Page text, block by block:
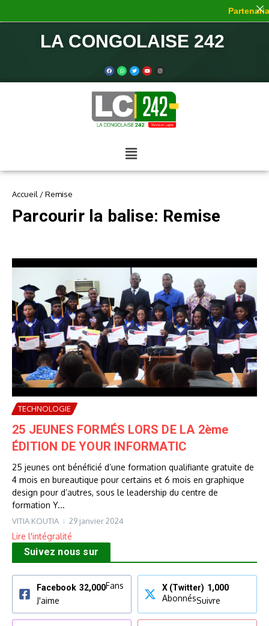
LA CONGOLAISE 242
Accueil /Remise
Parcourir la balise: Remise
TECHNOLOGIE
25 JEUNES FORMÉS LORS DE LA 2ème
ÉDITION DE YOUR INFORMATIC
25 jeunes ont bénéficié d’une formation qualifiante gratuite de
4 mois en bureautique pour certains et 6 mois en graphique
design pour d’autres, sous le leadership du centre de
formation Y...
VITIA KOUTIA 29 janvier 2024
Lire l'intégralité
Suivez nous sur
Facebook 32,000Fans
J'aime
X (Twitter) 1,000
AbonnésSuivre